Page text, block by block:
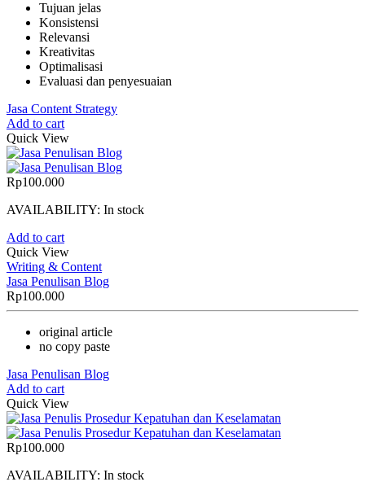
Tujuan jelas
Konsistensi
Relevansi
Kreativitas
Optimalisasi
Evaluasi dan penyesuaian
Jasa Content Strategy
Add to cart
Quick View
Rp100.000
AVAILABILITY: In stock
Add to cart
Quick View
Writing & Content
Jasa Penulisan Blog
Rp100.000
original article
no copy paste
Jasa Penulisan Blog
Add to cart
Quick View
Rp100.000
AVAILABILITY: In stock